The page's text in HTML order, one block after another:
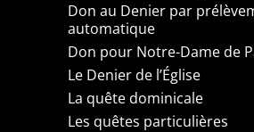
Don au Denier par
automatique
Don pour Notre-Dame de
Le Denier de l’Église
La quête dominicale
Les quêtes particulières